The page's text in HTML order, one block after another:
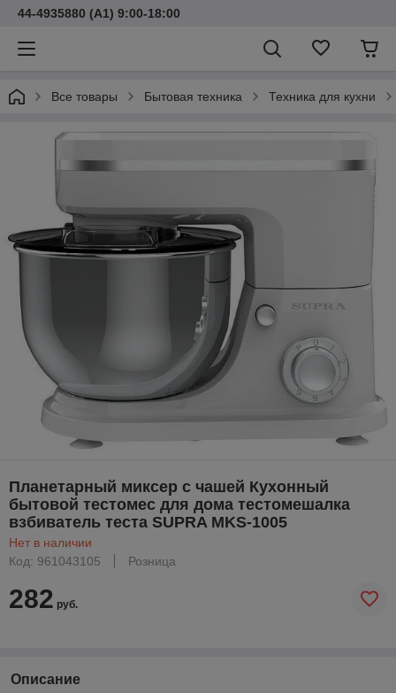
44-4935880 (A1) 9:00-18:00
Все товары Бытовая техника Техника для кухни
Планетарный миксер с чашей Кухонный
бытовой тестомес для дома тестомешалка
взбиватель теста SUPRA MKS-1005
Нет в наличии
Код: 961043105
Розница
282 руб.
Описание